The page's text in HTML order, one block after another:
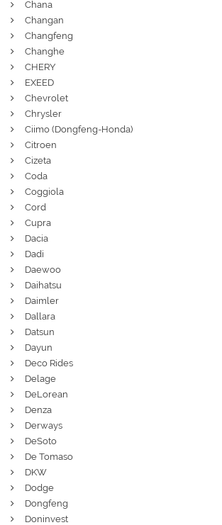
Chana
Changan
Changfeng
Changhe
CHERY
EXEED
Chevrolet
Chrysler
Ciimo (Dongfeng-Honda)
Citroen
Cizeta
Coda
Coggiola
Cord
Cupra
Dacia
Dadi
Daewoo
Daihatsu
Daimler
Dallara
Datsun
Dayun
Deco Rides
Delage
DeLorean
Denza
Derways
DeSoto
De Tomaso
DKW
Dodge
Dongfeng
Doninvest